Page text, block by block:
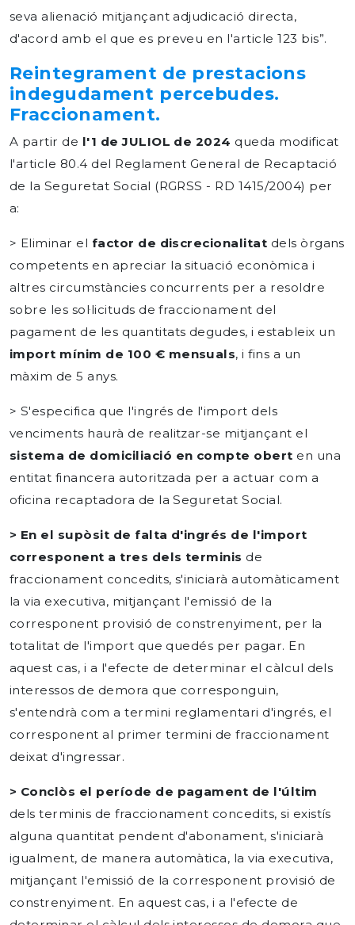
seva alienació mitjançant adjudicació directa,
d'acord amb el que es preveu en l'article 123 bis”.
Reintegrament de prestacions
indegudament percebudes.
Fraccionament.
A partir de l'1 de JULIOL de 2024 queda modificat
l'article 80.4 del Reglament General de Recaptació
de la Seguretat Social (RGRSS - RD 1415/2004) per
a:
> Eliminar el factor de discrecionalitat dels òrgans
competents en apreciar la situació econòmica i
altres circumstàncies concurrents per a resoldre
sobre les sol·licituds de fraccionament del
pagament de les quantitats degudes, i estableix un
import mínim de 100 € mensuals, i fins a un
màxim de 5 anys.
> S'especifica que l'ingrés de l'import dels
venciments haurà de realitzar-se mitjançant el
sistema de domiciliació en compte obert en una
entitat financera autoritzada per a actuar com a
oficina recaptadora de la Seguretat Social.
> En el supòsit de falta d'ingrés de l'import
corresponent a tres dels terminis de
fraccionament concedits, s'iniciarà automàticament
la via executiva, mitjançant l'emissió de la
corresponent provisió de constrenyiment, per la
totalitat de l'import que quedés per pagar. En
aquest cas, i a l'efecte de determinar el càlcul dels
interessos de demora que corresponguin,
s'entendrà com a termini reglamentari d'ingrés, el
corresponent al primer termini de fraccionament
deixat d'ingressar.
> Conclòs el període de pagament de l'últim
dels terminis de fraccionament concedits, si existís
alguna quantitat pendent d'abonament, s'iniciarà
igualment, de manera automàtica, la via executiva,
mitjançant l'emissió de la corresponent provisió de
constrenyiment. En aquest cas, i a l'efecte de